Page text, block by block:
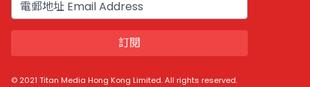
訂閱
© 2021 Titan Media Hong Kong Limited. All rights reserved.